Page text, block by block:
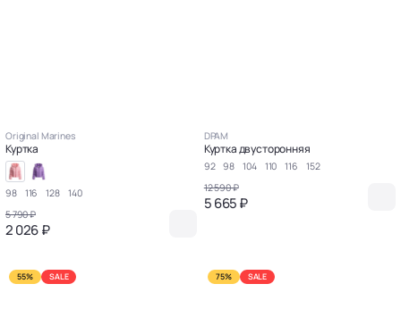
Original Marines
Куртка
98 116 128
140
5 790 ₽
2 026 ₽
DPAM
Куртка двусторонняя
92 98 104 110 116
152
12 590 ₽
5 665 ₽
55% SALE 75% SALE